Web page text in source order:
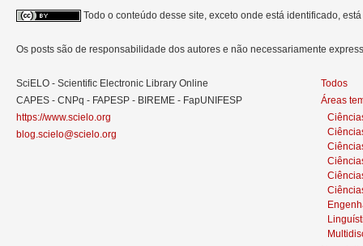
Todo o conteúdo desse site, exceto onde está identificado,
Os posts são de responsabilidade dos autores e não necessariamente
SciELO - Scientific Electronic Library Online
CAPES - CNPq - FAPESP - BIREME - FapUNIFESP
https://www.scielo.org
blog.scielo@scielo.org
Todos
Áreas